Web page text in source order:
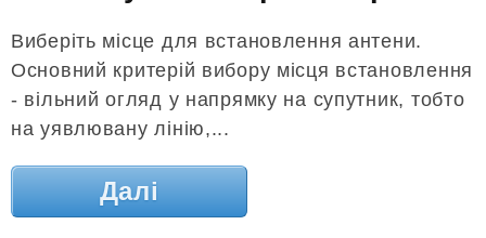
Виберіть місце для встановлення антени.
Основний критерій вибору місця встановлення
- вільний огляд у напрямку на супутник, тобто
на уявлювану лінію,...
Далі